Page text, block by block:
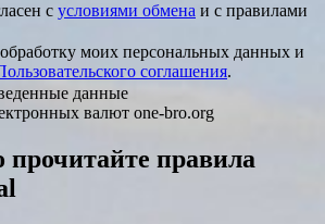
с условиями обмена и с правилами
моих персональных данных и
соглашения.
данные
валют one-bro.org
прочитайте правила